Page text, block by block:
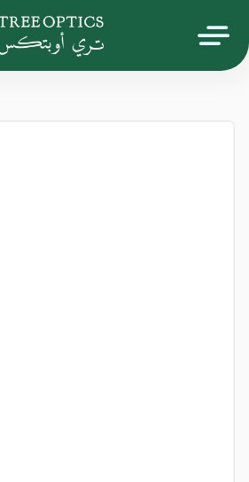
Tree Optics